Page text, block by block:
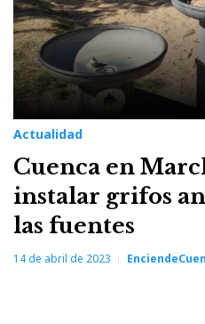
Actualidad
Cuenca en
instalar grifos
las fuentes
14 de abril de 2023